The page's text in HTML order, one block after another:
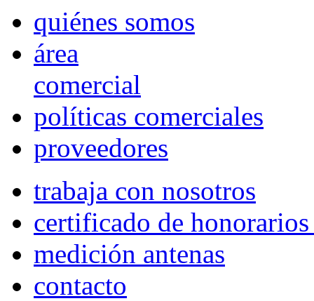
quiénes somos
área
comercial
políticas comerciales
proveedores
trabaja con nosotros
certificado de
medición antenas
contacto